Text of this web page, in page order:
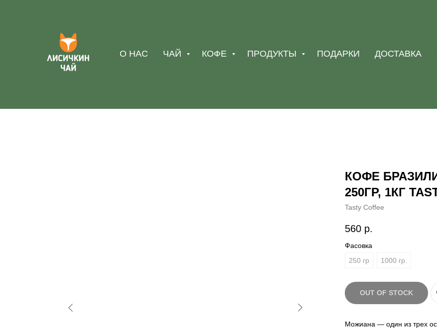
О НАС ЧАЙ КОФЕ ПРОДУКТЫ ПОДАРКИ ДОСТАВКА
КОФЕ
250ГР, 1КГ
Tasty Coffee
560 р.
Фасовка
250 гр
1000 гр.
OUT OF STOCK
Можиана — один из трех